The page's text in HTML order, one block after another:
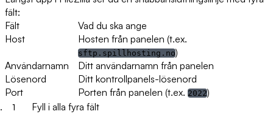
fält:
Fält
Vad du ska ange
Host
Hosten från panelen (t.ex.
sftp.spillhosting.no)
Användarnamn
Ditt användarnamn från panelen
Lösenord
Ditt kontrollpanels-lösenord
Port
Porten från panelen (t.ex. 2022)
Fyll i alla fyra fält